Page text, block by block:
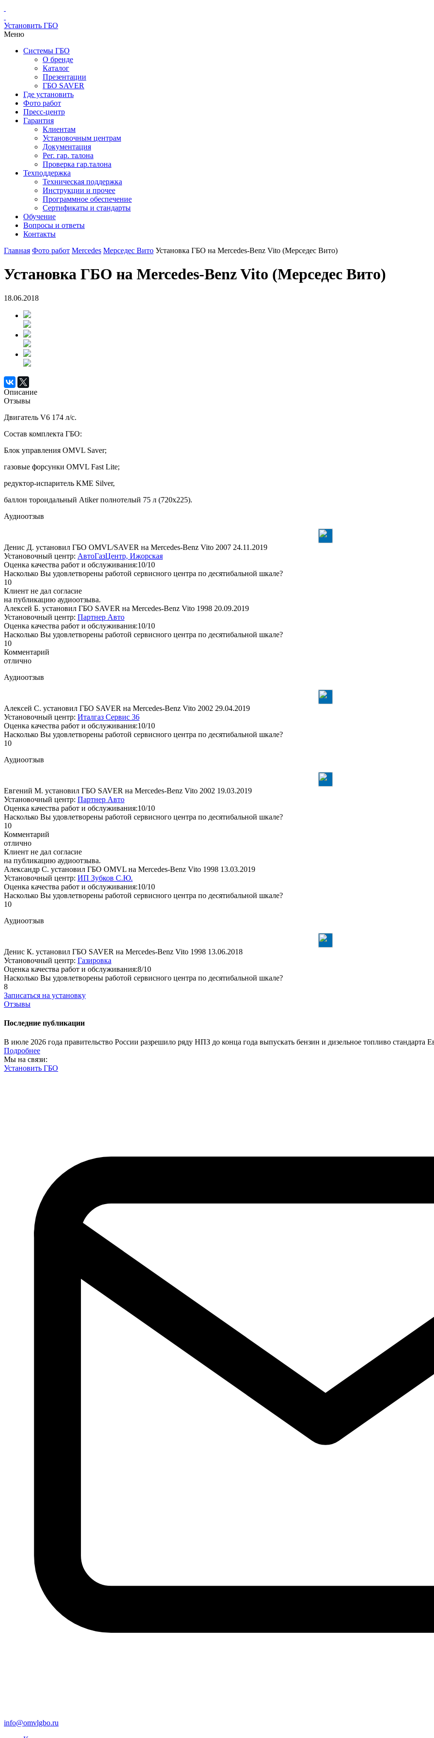
Установить ГБО
Меню
Системы ГБО
О бренде
Каталог
Презентации
ГБО SAVER
Где установить
Фото работ
Пресс-центр
Гарантия
Клиентам
Установочным центрам
Документация
Рег. гар. талона
Проверка гар.талона
Техподдержка
Техническая поддержка
Инструкции и прочее
Программное обеспечение
Сертификаты и стандарты
Обучение
Вопросы и ответы
Контакты
Главная Фото работ Mercedes Мерседес Вито Установка ГБО на Mercedes-Benz Vito (Мерседес Вито)
Установка ГБО на Mercedes-Benz Vito (Мерседес Вито)
18.06.2018
Описание
Отзывы
Двигатель V6 174 л/с.
Состав комплекта ГБО:
Блок управления OMVL Saver;
газовые форсунки OMVL Fast Lite;
редуктор-испаритель KME Silver,
баллон тороидальный Atiker полнотелый 75 л (720х225).
Аудиоотзыв
Денис Д. установил ГБО OMVL/SAVER на Mercedes-Benz Vito 2007 24.11.2019
Установочный центр: АвтоГазЦентр, Ижорская
Оценка качества работ и обслуживания:10/10
Насколько Вы удовлетворены работой сервисного центра по десятибальной шкале?
10
Клиент не дал согласие
на публикацию аудиоотзыва.
Алексей Б. установил ГБО SAVER на Mercedes-Benz Vito 1998 20.09.2019
Установочный центр: Партнер Авто
Оценка качества работ и обслуживания:10/10
Насколько Вы удовлетворены работой сервисного центра по десятибальной шкале?
10
Комментарий
отлично
Аудиоотзыв
Алексей С. установил ГБО SAVER на Mercedes-Benz Vito 2002 29.04.2019
Установочный центр: Италгаз Сервис 36
Оценка качества работ и обслуживания:10/10
Насколько Вы удовлетворены работой сервисного центра по десятибальной шкале?
10
Аудиоотзыв
Евгений М. установил ГБО SAVER на Mercedes-Benz Vito 2002 19.03.2019
Установочный центр: Партнер Авто
Оценка качества работ и обслуживания:10/10
Насколько Вы удовлетворены работой сервисного центра по десятибальной шкале?
10
Комментарий
отлично
Клиент не дал согласие
на публикацию аудиоотзыва.
Александр С. установил ГБО OMVL на Mercedes-Benz Vito 1998 13.03.2019
Установочный центр: ИП Зубков С.Ю.
Оценка качества работ и обслуживания:10/10
Насколько Вы удовлетворены работой сервисного центра по десятибальной шкале?
10
Аудиоотзыв
Денис К. установил ГБО SAVER на Mercedes-Benz Vito 1998 13.06.2018
Установочный центр: Газировка
Оценка качества работ и обслуживания:8/10
Насколько Вы удовлетворены работой сервисного центра по десятибальной шкале?
8
Записаться на установку
Отзывы
Последние публикации
В июле 2026 года правительство России разрешило ряду НПЗ до конца года выпускать бензин и дизельное топливо стандарта
Подробнее
Мы на связи:
Установить ГБО
info@omvlgbo.ru